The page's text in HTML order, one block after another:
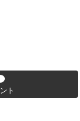
察は数分で正解
ト